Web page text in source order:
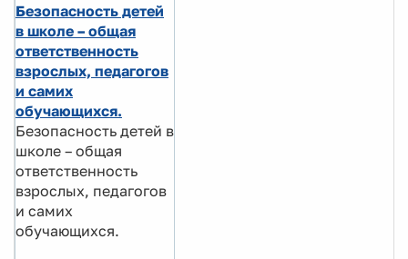
Безопасность детей
в школе – общая
ответственность
взрослых, педагогов
и самих
обучающихся.
Безопасность детей в
школе – общая
ответственность
взрослых, педагогов
и самих
обучающихся.